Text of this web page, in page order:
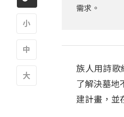
需求。
族人用詩歌
了解決墓地
建計畫，並